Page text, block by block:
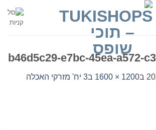
b46d5c29-e7bc-45ea-a572-
ב1200 × 1600 ב
3 יח' מזרקי האכלה